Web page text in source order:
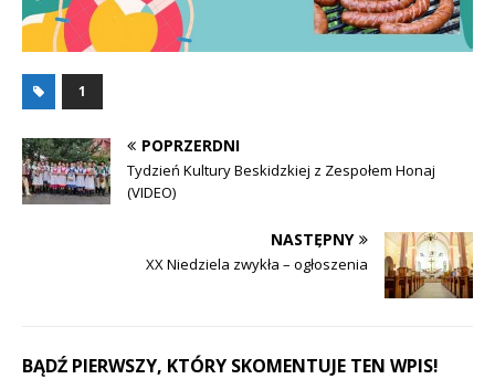
1
POPRZERDNI
Tydzień Kultury Beskidzkiej z Zespołem Honaj
(VIDEO)
NASTĘPNY
XX Niedziela zwykła – ogłoszenia
BĄDŹ PIERWSZY, KTÓRY SKOMENTUJE TEN WPIS!